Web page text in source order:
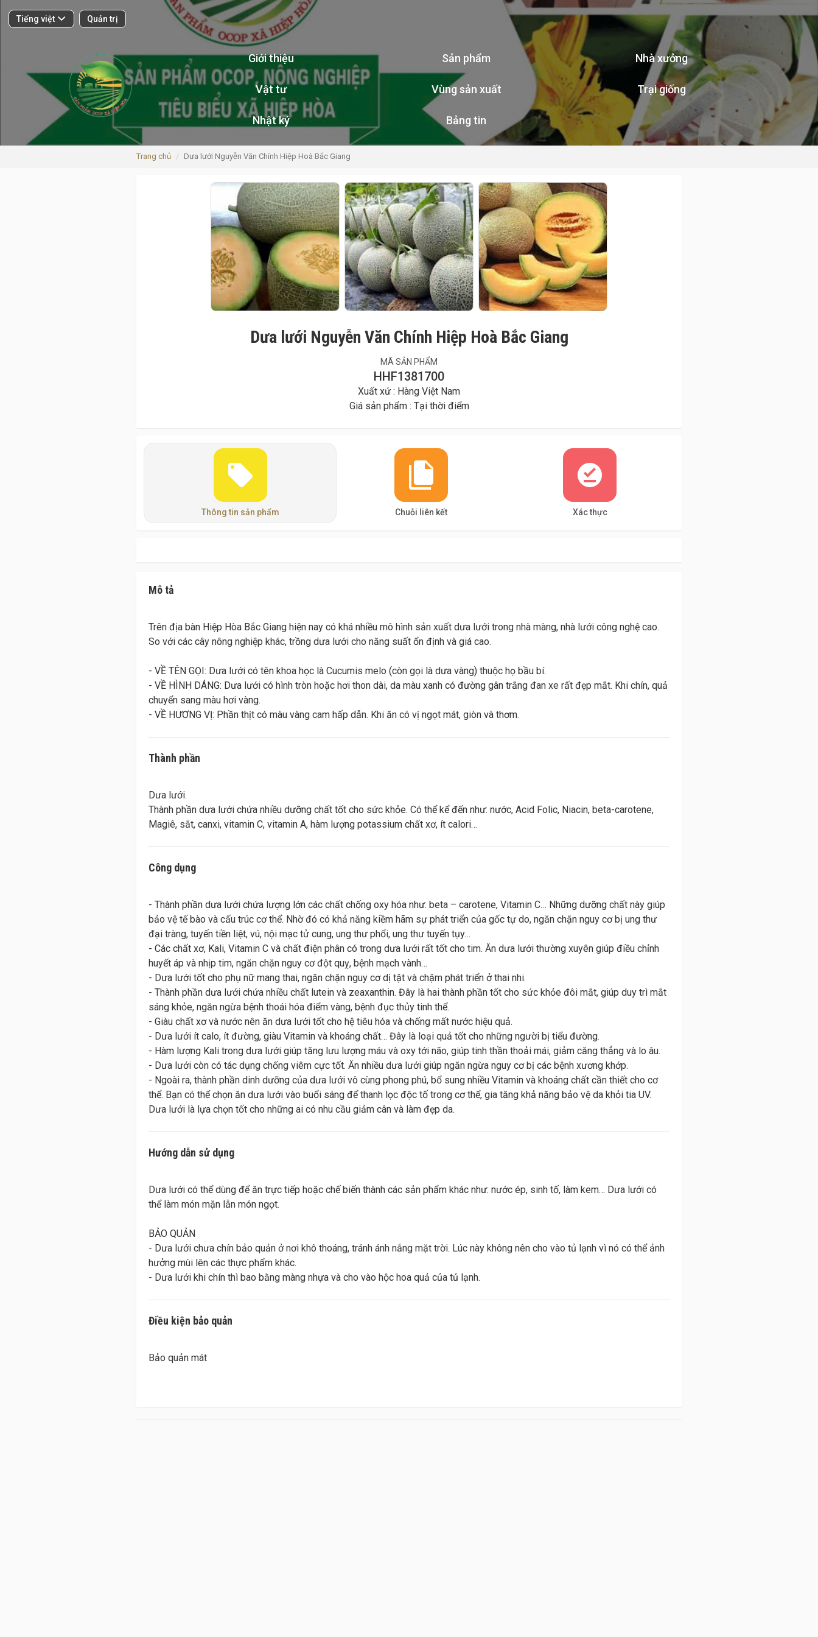
Tiếng việt Quản trị
Giới thiệu Sản phẩm Nhà xưởng
Vật tư Vùng sản xuất Trại giống
Nhật ký Bảng tin
Trang chủ Dưa lưới Nguyễn Văn Chính Hiệp Hoà Bắc Giang
Dưa lưới Nguyễn Văn Chính Hiệp Hoà Bắc Giang
MÃ SẢN PHẨM
HHF1381700
Xuất xứ : Hàng Việt Nam
Giá sản phẩm : Tại thời điểm
Thông tin sản phẩm Chuỗi liên kết Xác thực
Mô tả
Trên địa bàn Hiệp Hòa Bắc Giang hiện nay có khá nhiều mô hình sản xuất dưa lưới trong nhà màng, nhà lưới công nghệ cao.
So với các cây nông nghiệp khác, trồng dưa lưới cho năng suất ổn định và giá cao.
- VỀ TÊN GỌI: Dưa lưới có tên khoa học là Cucumis melo (còn gọi là dưa vàng) thuộc họ bầu bí.
- VỀ HÌNH DÁNG: Dưa lưới có hình tròn hoặc hơi thon dài, da màu xanh có đường gân trắng đan xe rất đẹp mắt. Khi chín, quả
chuyển sang màu hơi vàng.
Thành phần
Dưa lưới.
Thành phần dưa lưới chứa nhiều dưỡng chất tốt cho sức khỏe. Có thể kể đến như: nước, Acid Folic, Niacin, beta-carotene,
Công dụng
- Thành phần dưa lưới chứa lượng lớn các chất chống oxy hóa như: beta – carotene, Vitamin C… Những dưỡng chất này giúp
bảo vệ tế bào và cấu trúc cơ thể. Nhờ đó có khả năng kiềm hãm sự phát triển của gốc tự do, ngăn chặn nguy cơ bị ung thư
đại tràng, tuyến tiền liệt, vú, nội mạc tử cung, ung thư phổi, ung thư tuyến tụy…
- Các chất xơ, Kali, Vitamin C và chất điện phân có trong dưa lưới rất tốt cho tim. Ăn dưa lưới thường xuyên giúp điều chỉnh
huyết áp và nhịp tim, ngăn chặn nguy cơ đột quỵ, bệnh mạch vành…
- Dưa lưới tốt cho phụ nữ mang thai, ngăn chặn nguy cơ dị tật và chậm phát triển ở thai nhi.
- Thành phần dưa lưới chứa nhiều chất lutein và zeaxanthin. Đây là hai thành phần tốt cho sức khỏe đôi mắt, giúp duy trì mắt
sáng khỏe, ngăn ngừa bệnh thoái hóa điểm vàng, bệnh đục thủy tinh thể.
- Giàu chất xơ và nước nên ăn dưa lưới tốt cho hệ tiêu hóa và chống mất nước hiệu quả.
- Dưa lưới ít calo, ít đường, giàu Vitamin và khoáng chất… Đây là loại quả tốt cho những người bị tiểu đường.
- Hàm lượng Kali trong dưa lưới giúp tăng lưu lượng máu và oxy tới não, giúp tinh thần thoải mái, giảm căng thẳng và lo âu.
- Dưa lưới còn có tác dụng chống viêm cực tốt. Ăn nhiều dưa lưới giúp ngăn ngừa nguy cơ bị các bệnh xương khớp.
- Ngoài ra, thành phần dinh dưỡng của dưa lưới vô cùng phong phú, bổ sung nhiều Vitamin và khoáng chất cần thiết cho cơ
thể. Bạn có thể chọn ăn dưa lưới vào buổi sáng để thanh lọc độc tố trong cơ thể, gia tăng khả năng bảo vệ da khỏi tia UV.
Hướng dẫn sử dụng
Dưa lưới có thể dùng để ăn trực tiếp hoặc chế biến thành các sản phẩm khác như: nước ép, sinh tố, làm kem… Dưa lưới có
thể làm món mặn lẫn món ngọt.
BẢO QUẢN
- Dưa lưới chưa chín bảo quản ở nơi khô thoáng, tránh ánh nắng mặt trời. Lúc này không nên cho vào tủ lạnh vì nó có thể ảnh
hưởng mùi lên các thực phẩm khác.
Điều kiện bảo quản